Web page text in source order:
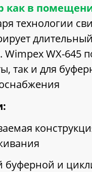
как в
технологии
WX-645
так и для
буферной и